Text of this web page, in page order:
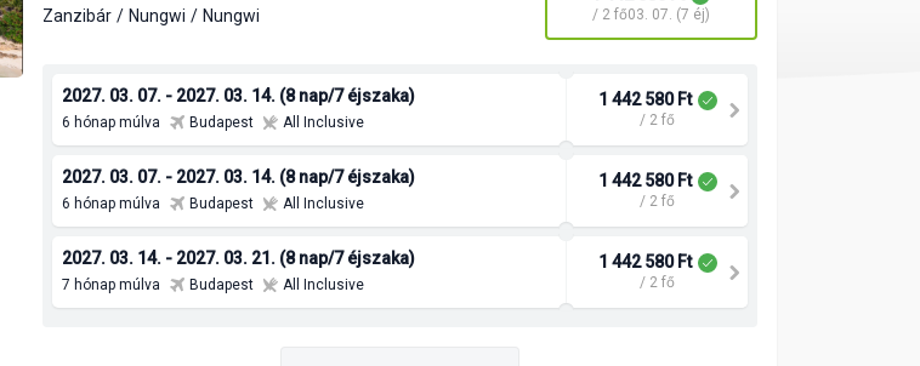
Zanzibár Nungwi Nungwi / 2 fő03. 07. (7 éj)
2027. 03. 07. - 2027. 03. 14. (8 nap/7 éjszaka)
6 hónap múlva Budapest All Inclusive
1 442 580 Ft
/ 2 fő
2027. 03. 07. - 2027. 03. 14. (8 nap/7 éjszaka)
6 hónap múlva Budapest All Inclusive
1 442 580 Ft
/ 2 fő
2027. 03. 14. - 2027. 03. 21. (8 nap/7 éjszaka)
7 hónap múlva Budapest All Inclusive
1 442 580 Ft
/ 2 fő